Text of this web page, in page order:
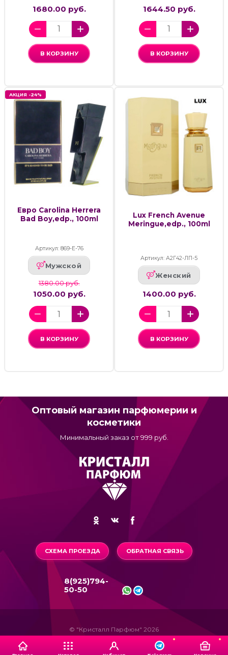
1680.00 руб.
В КОРЗИНУ
1644.50 руб.
В КОРЗИНУ
АКЦИЯ -24%
Евро Carolina Herrera
Bad Boy,edp., 100ml
Артикул: 869-Е-76
Мужской
1380.00 руб.
1050.00 руб.
В КОРЗИНУ
Lux French Avenue
Meringue,edp., 100ml
Артикул: А2Г42-ЛП-5
Женский
1400.00 руб.
В КОРЗИНУ
Оптовый магазин парфюмерии и
косметики
Минимальный заказ от 999 руб.
СХЕМА ПРОЕЗДА ОБРАТНАЯ СВЯЗЬ
8(925)794-
50-50
© "Кристалл Парфюм" 2026